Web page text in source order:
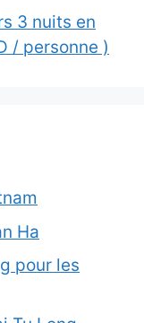
3 nuits en
/ personne )
Ha
pour les